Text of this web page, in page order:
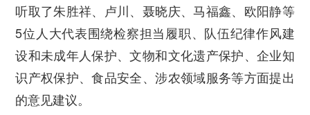
听取了朱胜祥、卢川、聂晓庆、马福鑫、欧阳静等
5位人大代表围绕检察担当履职、队伍纪律作风建
设和未成年人保护、文物和文化遗产保护、企业知
识产权保护、食品安全、涉农领域服务等方面提出
的意见建议。